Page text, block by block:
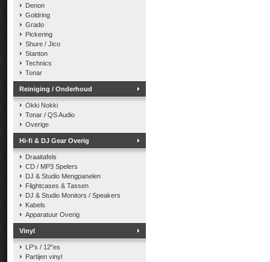
Denon
Goldring
Grado
Pickering
Shure / Jico
Stanton
Technics
Tonar
Reiniging / Onderhoud
Okki Nokki
Tonar / QS Audio
Overige
Hi-fi & DJ Gear Overig
Draaitafels
CD / MP3 Spelers
DJ & Studio Mengpanelen
Flightcases & Tassen
DJ & Studio Monitors / Speakers
Kabels
Apparatuur Overig
Vinyl
LP's / 12"es
Partijen vinyl